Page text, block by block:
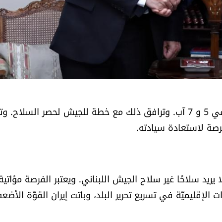
دخل لبنان مرحلة جديدة من تاريخه بعد قرارات الحكومة في 5 و 7 آب. وترافق ذلك مع خطة للجيش لحصر
لاستعادة سيادته.
سلاحًا غير سلاح الجيش اللبناني. ويعتبر الفرصة
الإقليميّة في تسريع تحرير البلد، وباتت إيران القوّة